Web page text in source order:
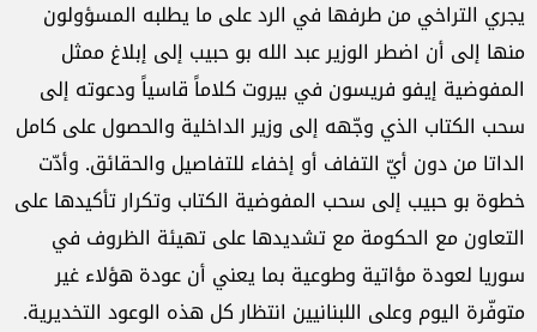
يجري التراخي من طرفها في الرد على ما يطلبه المسؤولون
منها إلى أن اضطر الوزير عبد الله بو حبيب إلى إبلاغ ممثل
المفوضية إيفو فريسون في بيروت كلاماً قاسياً ودعوته إلى
سحب الكتاب الذي وجّهه إلى وزير الداخلية والحصول على كامل
الداتا من دون أيّ التفاف أو إخفاء للتفاصيل والحقائق. وأدّت
خطوة بو حبيب إلى سحب المفوضية الكتاب وتكرار تأكيدها على
التعاون مع الحكومة مع تشديدها على تهيئة الظروف في
سوريا لعودة مؤاتية وطوعية بما يعني أن عودة هؤلاء غير
متوفّرة اليوم وعلى اللبنانيين انتظار كل هذه الوعود التخديرية.